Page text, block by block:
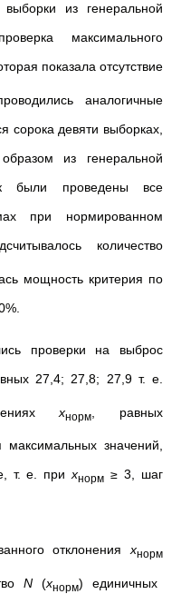
из генеральной
максимального
показала отсутствие
аналогичные
сорока девяти выборках,
из генеральной
были проведены все
при нормированном
количество
мощность критерия по
проверки на выброс
27,4; 27,8; 27,9 т. е.
xнорм , равных
значений,
т. е. приxнорм ≥ 3, шаг
отклоненияxнорм
N (xнорм) единичных